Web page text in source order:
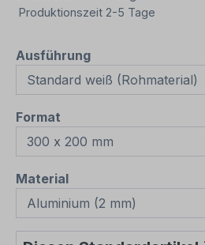
Produktionszeit 2-5 Tage
Ausführungauswählen
Format
Materialauswählen